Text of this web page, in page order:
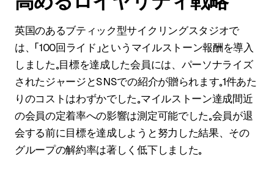
英国のあるブティック型サイクリングスタジオで
は、「100回ライド」というマイルストーン報酬を導入
しました。目標を達成した会員には、パーソナライズ
されたジャージとSNSでの紹介が贈られます。1件あた
りのコストはわずかでした。マイルストーン達成間近
の会員の定着率への影響は測定可能でした。会員が退
会する前に目標を達成しようと努力した結果、その
グループの解約率は著しく低下しました。